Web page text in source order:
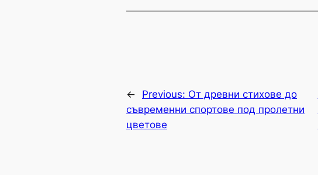
← Previous: От древни стихове до
съвременни спортове под пролетни
цветове